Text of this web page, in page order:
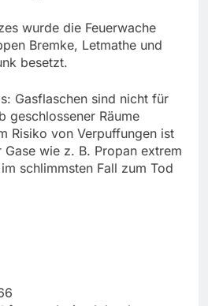
wurde die Feuerwache
Bremke, Letmathe und
besetzt.
Gasflaschen sind nicht für
geschlossener Räume
Risiko von Verpuffungen ist
wie z. B. Propan extrem
schlimmsten Fall zum Tod